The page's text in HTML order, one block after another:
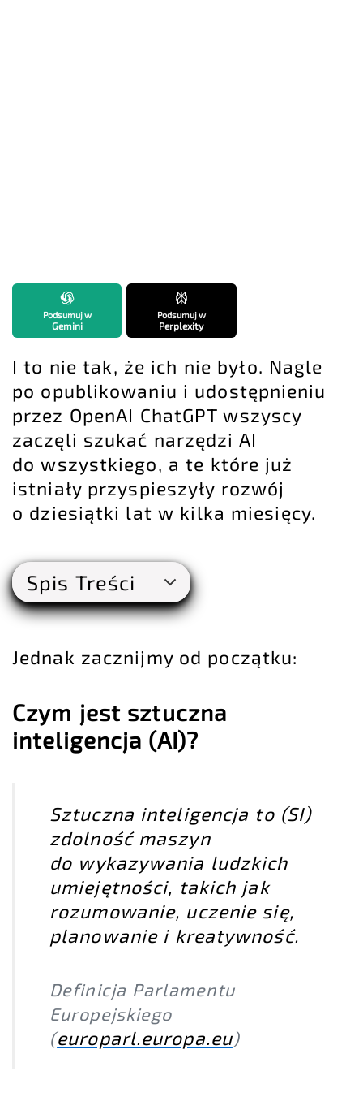
Podsumuj w
Gemini
Podsumuj w
Perplexity
I to nie tak, że ich nie było. Nagle
po opublikowaniu i udostępnieniu
przez OpenAI ChatGPT wszyscy
zaczęli szukać narzędzi AI
do wszystkiego, a te które już
istniały przyspieszyły rozwój
o dziesiątki lat w kilka miesięcy.
Spis Treści
Jednak zacznijmy od początku:
Czym jest sztuczna
inteligencja (AI)?
Sztuczna inteligencja to (SI)
zdolność maszyn
do wykazywania ludzkich
umiejętności, takich jak
rozumowanie, uczenie się,
planowanie i kreatywność.
Definicja Parlamentu
Europejskiego
(europarl.europa.eu)